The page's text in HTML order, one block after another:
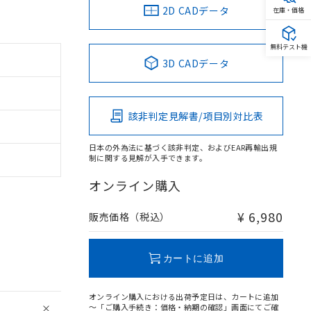
2D CADデータ
3D CADデータ
該非判定見解書/項目別対比表
日本の外為法に基づく該非判定、およびEAR再輸出規
制に関する見解が入手できます。
オンライン購入
販売価格（税込） ¥ 6,980
カートに追加
オンライン購入における出荷予定日は、カートに追加
～「ご購入手続き：価格・納期の確認」画面にてご確
在庫・価格
無料テスト機